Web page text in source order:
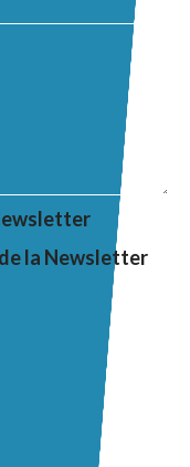
la Newsletter